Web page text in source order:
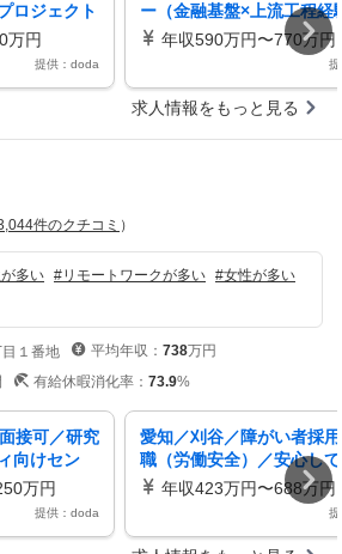
ロジェクト
万円
提供：doda
ー（金融基盤×上流工程経
レックス／2PB011
年収590万円〜770万円
求人情報をもっと見る
件のクチコミ ）
多い #リモートワークが多い #女性が多い
１番地 平均年収： 738万円
有給休暇消化率： 73.9%
接可／研究
向けセン
万円
提供：doda
愛知／刈谷／障がい者採
職（労働安全）／安心し
環境年収423万円〜688万円